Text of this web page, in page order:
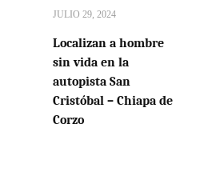
JULIO 29, 2024
Localizan a hombre
sin vida en la
autopista San
Cristóbal – Chiapa de
Corzo